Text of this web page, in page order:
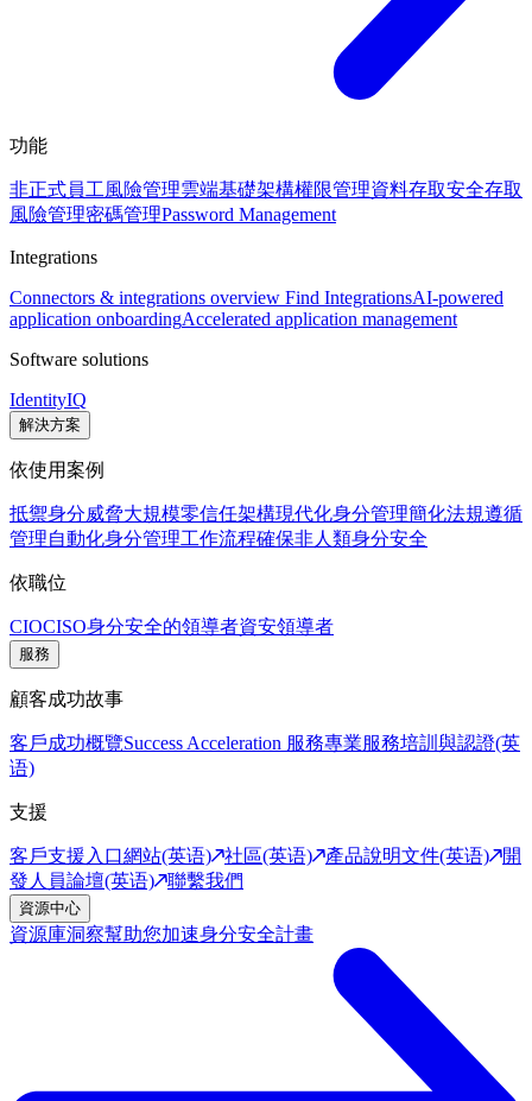
功能
非正式員工風險管理雲端基礎架構權限管理資料存取安全存取
風險管理密碼管理Password Management
Integrations
Connectors & integrations overview Find IntegrationsAI-powered
application onboardingAccelerated application management
Software solutions
IdentityIQ
解決方案
依使用案例
抵禦身分威脅大規模零信任架構現代化身分管理簡化法規遵循
管理自動化身分管理工作流程確保非人類身分安全
依職位
CIOCISO身分安全的領導者資安領導者
服務
顧客成功故事
客戶成功概覽Success Acceleration 服務專業服務培訓與認證(英
语)
支援
客戶支援入口網站(英语) 社區(英语) 產品說明文件(英语)
開
發人員論壇(英语)
聯繫我們
資源中心
資源庫洞察幫助您加速身分安全計畫